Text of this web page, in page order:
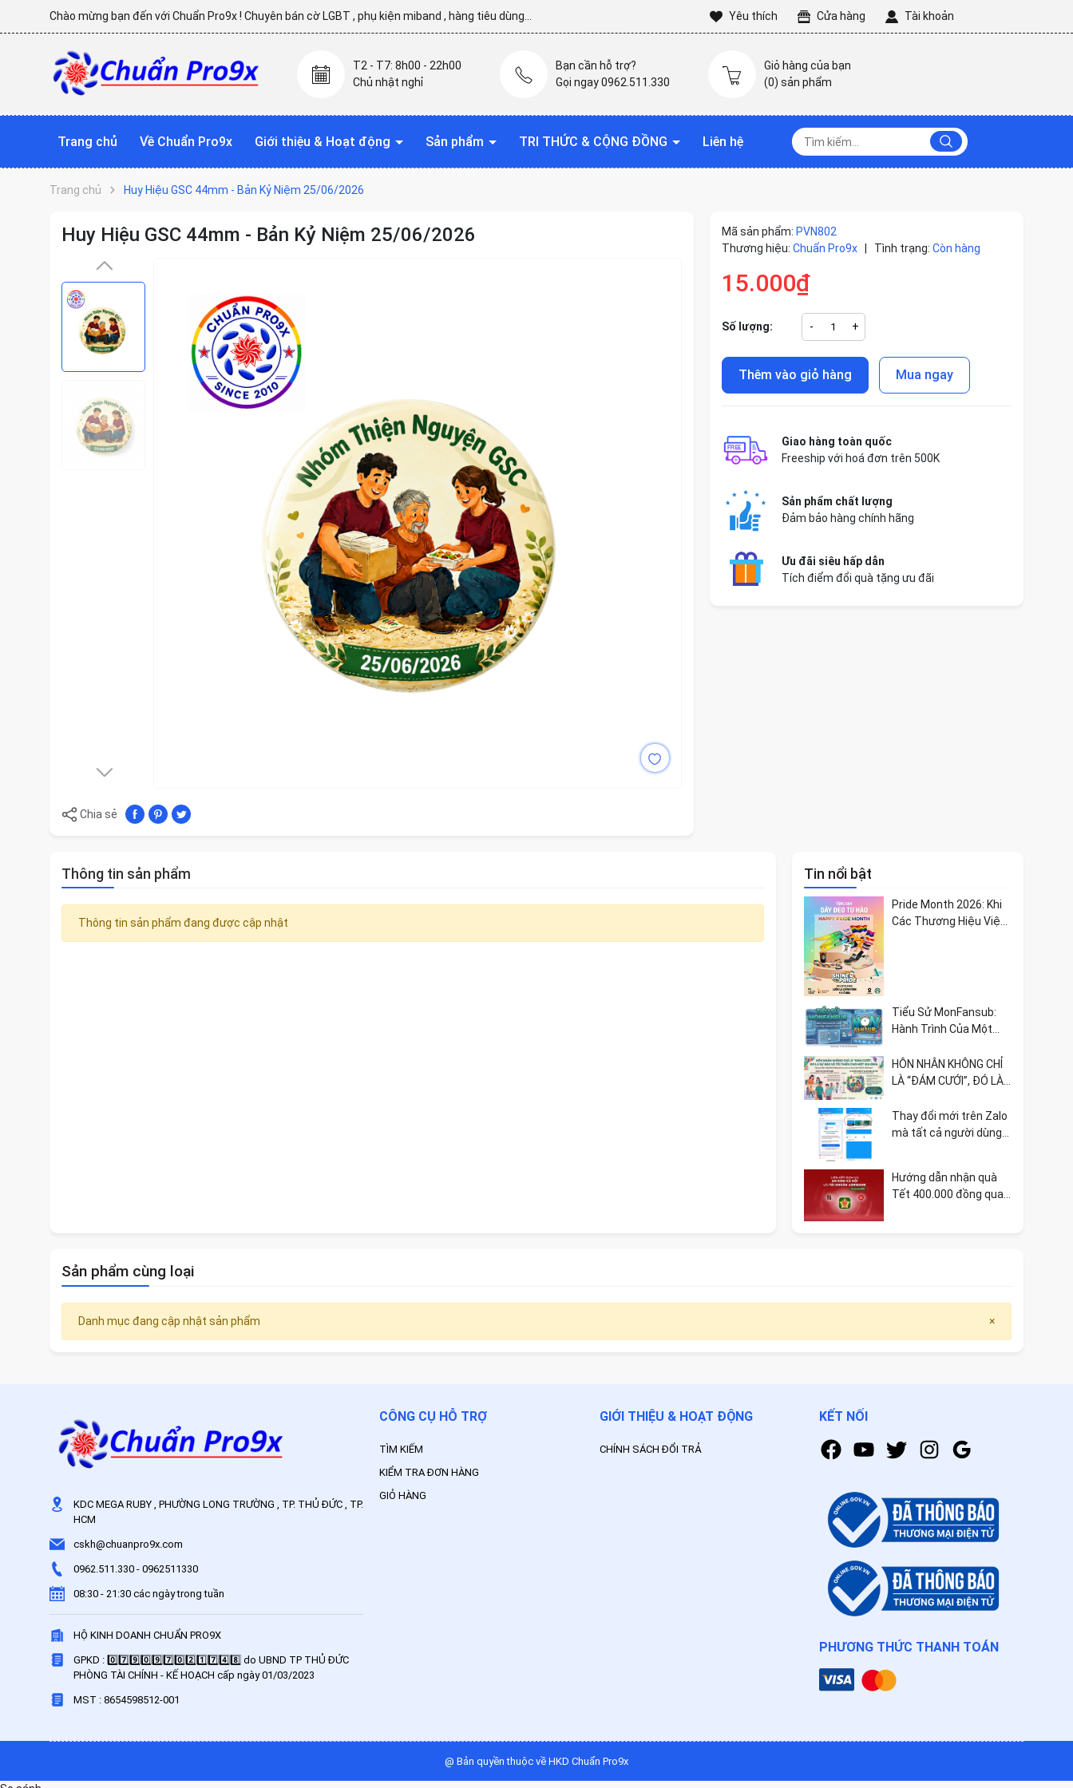
Chào mừng bạn đến với Chuẩn Pro9x ! Chuyên bán cờ LGBT , phụ kiện miband , hàng tiêu dùng... Yêu thích Cửa hàng Tài khoản
T2 - T7: 8h00 - 22h00
Chủ nhật nghỉ
Bạn cần hỗ trợ?
Gọi ngay 0962.511.330
Giỏ hàng của bạn
(0) sản phẩm
Trang chủ Về Chuẩn Pro9x Giới thiệu & Hoạt động Sản phẩm TRI THỨC & CỘNG ĐỒNG Liên hệ
Trang chủ Huy Hiệu GSC 44mm - Bản Kỷ Niệm 25/06/2026
Huy Hiệu GSC 44mm - Bản Kỷ Niệm 25/06/2026
Chia sẻ
Mã sản phẩm: PVN802
Thương hiệu: Chuẩn Pro9x Tình trạng: Còn hàng
15.000₫
Số lượng: - +
Thêm vào giỏ hàng Mua ngay
Giao hàng toàn quốc
Freeship với hoá đơn trên 500K
Sản phẩm chất lượng
Đảm bảo hàng chính hãng
Ưu đãi siêu hấp dẫn
Tích điểm đổi quà tặng ưu đãi
Thông tin sản phẩm
Thông tin sản phẩm đang được cập nhật
Tin nổi bật
Pride Month 2026: Khi
Các Thương Hiệu Việt
Tiểu Sử MonFansub:
Hành Trình Của Một
Doraemon
HÔN NHÂN KHÔNG CHỈ
LÀ “ĐÁM CƯỚI”, ĐÓ LÀ
CHO MỘT GIA ĐÌNH 🏳️‍🌈
Thay đổi mới trên Zalo
mà tất cả người dùng
Hướng dẫn nhận quà
Tết 400.000 đồng qua
Sản phẩm cùng loại
×
Danh mục đang cập nhật sản phẩm
KDC MEGA RUBY , PHƯỜNG LONG TRƯỜNG , TP. THỦ ĐỨC , TP.
HCM
cskh@chuanpro9x.com
0962.511.330 - 0962511330
08:30 - 21:30 các ngày trong tuần
HỘ KINH DOANH CHUẨN PRO9X
GPKD : 0️⃣7️⃣9️⃣0️⃣9️⃣7️⃣0️⃣2️⃣1️⃣7️⃣4️⃣8️⃣ do UBND TP THỦ ĐỨC
PHÒNG TÀI CHÍNH - KẾ HOẠCH cấp ngày 01/03/2023
MST : 8654598512-001
CÔNG CỤ HỖ TRỢ
TÌM KIẾM
KIỂM TRA ĐƠN HÀNG
GIỎ HÀNG
GIỚI THIỆU & HOẠT ĐỘNG
CHÍNH SÁCH ĐỔI TRẢ
KẾT NỐI
PHƯƠNG THỨC THANH TOÁN
@ Bản quyền thuộc về HKD Chuẩn Pro9x